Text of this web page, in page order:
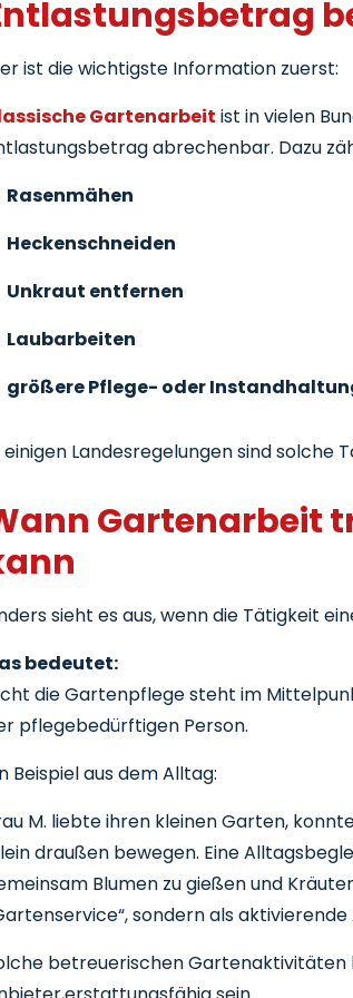
ist die wichtigste Information zuerst:
Gartenarbeit ist in vielen
abrechenbar. Dazu
Rasenmähen
Heckenschneiden
Unkraut entfernen
Laubarbeiten
größere Pflege- oder
einigen Landesregelungen sind solche
Gartenarbeit
sieht es aus, wenn die Tätigkeit
bedeutet:
die Gartenpflege steht im
pflegebedürftigen Person.
Beispiel aus dem Alltag:
M. liebte ihren kleinen Garten,
draußen bewegen. Eine
Blumen zu gießen und
sondern als
betreuerischen Gartenaktivitäten